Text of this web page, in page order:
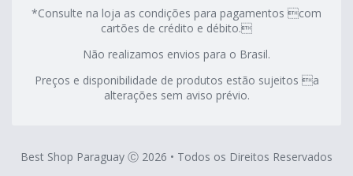
*Consulte na loja as condições para pagamentos com
cartões de crédito e débito.
Não realizamos envios para o Brasil.
Preços e disponibilidade de produtos estão sujeitos a
alterações sem aviso prévio.
Best Shop Paraguay Ⓒ 2026 • Todos os Direitos Reservados